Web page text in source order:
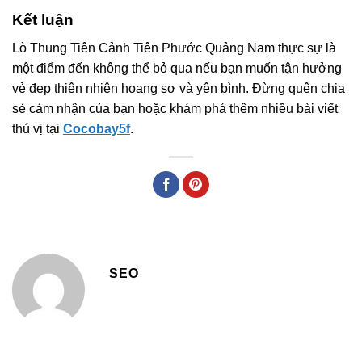
Kết luận
Lò Thung Tiên Cảnh Tiên Phước Quảng Nam thực sự là
một điểm đến không thể bỏ qua nếu bạn muốn tận hưởng
vẻ đẹp thiên nhiên hoang sơ và yên bình. Đừng quên chia
sẻ cảm nhận của bạn hoặc khám phá thêm nhiều bài viết
thú vị tại Cocobay5f.
SEO